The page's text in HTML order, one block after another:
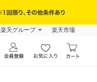
楽天グループ 楽天市場